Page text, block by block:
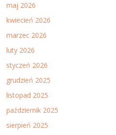
maj 2026
kwiecień 2026
marzec 2026
luty 2026
styczeń 2026
grudzień 2025
listopad 2025
październik 2025
sierpień 2025